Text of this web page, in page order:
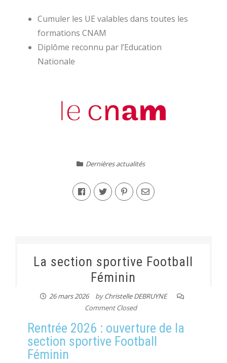
Cumuler les UE valables dans toutes les
formations CNAM
Diplôme reconnu par l’Education
Nationale
Dernières actualités
La section sportive Football
Féminin
26 mars 2026 byChristelle DEBRUYNE
Comment Closed
Rentrée 2026 : ouverture de la
section sportive Football
Féminin